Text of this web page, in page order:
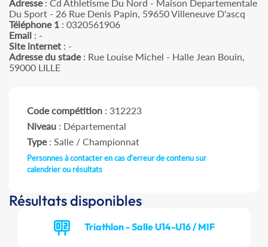
Adresse: Cd Athletisme Du Nord - Maison Departementale
Du Sport - 26 Rue Denis Papin, 59650 Villeneuve D'ascq
Téléphone 1 : 0320561906
Email : -
Site internet : -
Adresse du stade: Rue Louise Michel - Halle Jean Bouin,
59000 LILLE
Code compétition : 312223
Niveau : Départemental
Type: Salle / Championnat
Personnes à contacter en cas d'erreur de contenu sur
calendrier ou résultats
Résultats disponibles
Triathlon - Salle U14-U16 / MIF